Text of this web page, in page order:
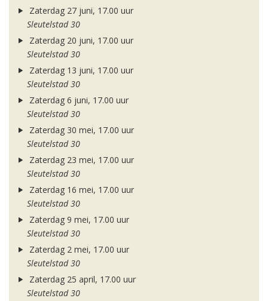
Zaterdag 27 juni, 17.00 uur
Sleutelstad 30
Zaterdag 20 juni, 17.00 uur
Sleutelstad 30
Zaterdag 13 juni, 17.00 uur
Sleutelstad 30
Zaterdag 6 juni, 17.00 uur
Sleutelstad 30
Zaterdag 30 mei, 17.00 uur
Sleutelstad 30
Zaterdag 23 mei, 17.00 uur
Sleutelstad 30
Zaterdag 16 mei, 17.00 uur
Sleutelstad 30
Zaterdag 9 mei, 17.00 uur
Sleutelstad 30
Zaterdag 2 mei, 17.00 uur
Sleutelstad 30
Zaterdag 25 april, 17.00 uur
Sleutelstad 30